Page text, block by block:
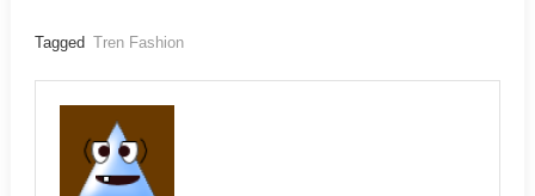
Tagged Tren Fashion